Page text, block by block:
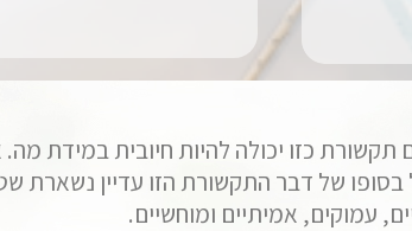
כזו יכולה להיות חיובית במידת מה.
של דבר התקשורת הזו עדיין נשארת
עמוקים, אמיתיים ומוחשיים.